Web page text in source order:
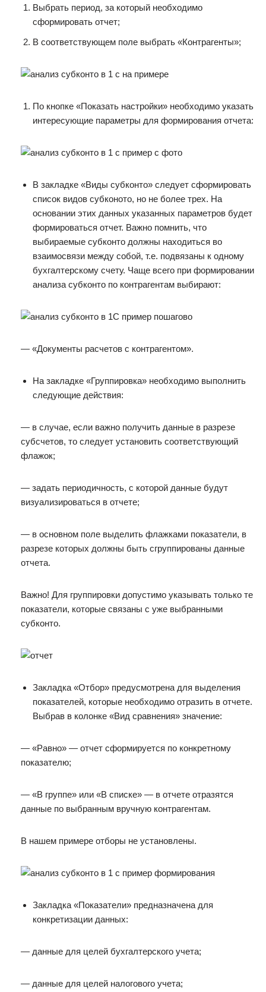
Выбрать период, за который необходимо
сформировать отчет;
В соответствующем поле выбрать «Контрагенты»;
По кнопке «Показать настройки» необходимо указать
интересующие параметры для формирования отчета:
В закладке «Виды субконто» следует сформировать
список видов субконото, но не более трех. На
основании этих данных указанных параметров будет
формироваться отчет. Важно помнить, что
выбираемые субконто должны находиться во
взаимосвязи между собой, т.е. подвязаны к одному
бухгалтерскому счету. Чаще всего при формировании
анализа субконто по контрагентам выбирают:
— «Документы расчетов с контрагентом».
На закладке «Группировка» необходимо выполнить
следующие действия:
— в случае, если важно получить данные в разрезе
субсчетов, то следует установить соответствующий
флажок;
— задать периодичность, с которой данные будут
визуализироваться в отчете;
— в основном поле выделить флажками показатели, в
разрезе которых должны быть сгруппированы данные
отчета.
Важно! Для группировки допустимо указывать только те
показатели, которые связаны с уже выбранными
субконто.
Закладка «Отбор» предусмотрена для выделения
показателей, которые необходимо отразить в отчете.
Выбрав в колонке «Вид сравнения» значение:
— «Равно» — отчет сформируется по конкретному
показателю;
— «В группе» или «В списке» — в отчете отразятся
данные по выбранным вручную контрагентам.
В нашем примере отборы не установлены.
Закладка «Показатели» предназначена для
конкретизации данных:
— данные для целей бухгалтерского учета;
— данные для целей налогового учета;